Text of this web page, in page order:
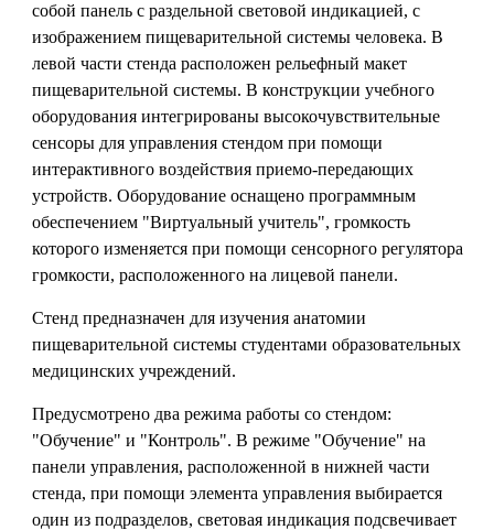
собой панель с раздельной световой индикацией, с
изображением пищеварительной системы человека. В
левой части стенда расположен рельефный макет
пищеварительной системы. В конструкции учебного
оборудования интегрированы высокочувствительные
сенсоры для управления стендом при помощи
интерактивного воздействия приемо-передающих
устройств. Оборудование оснащено программным
обеспечением "Виртуальный учитель", громкость
которого изменяется при помощи сенсорного регулятора
громкости, расположенного на лицевой панели.
Стенд предназначен для изучения анатомии
пищеварительной системы студентами образовательных
медицинских учреждений.
Предусмотрено два режима работы со стендом:
"Обучение" и "Контроль". В режиме "Обучение" на
панели управления, расположенной в нижней части
стенда, при помощи элемента управления выбирается
один из подразделов, световая индикация подсвечивает